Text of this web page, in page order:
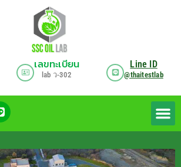
เลขทะเบียน
lab ว-302
Line ID
@thaitestlab